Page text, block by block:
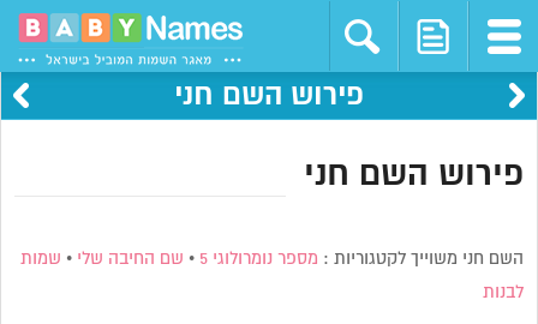
פירוש השם חני
פירוש השם חני
השם חני משוייך לקטגוריות : מספר נומרולוגי 5 • שם החיבה שלי • שמות
לבנות